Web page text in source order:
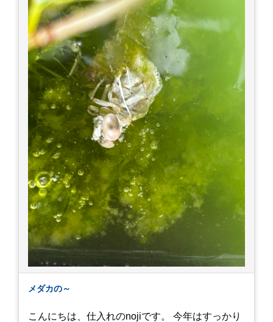
メダカの～
こんにちは、仕入れのnojiです。 今年はすっかり